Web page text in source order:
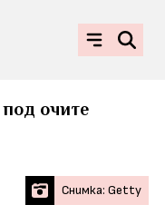
очите
Снимка: Getty